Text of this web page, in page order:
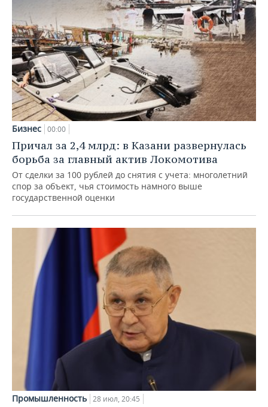
Бизнес 00:00
Причал за 2,4 млрд: в Казани развернулась
борьба за главный актив Локомотива
От сделки за 100 рублей до снятия с учета: многолетний
спор за объект, чья стоимость намного выше
государственной оценки
Промышленность 28 июл, 20:45